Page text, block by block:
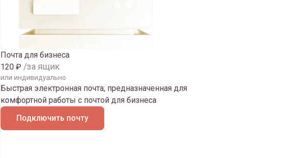
Почта для бизнеса
120 ₽ /за ящик
или индивидуально
Быстрая электронная почта, предназначенная для
комфортной работы с почтой для бизнеса
Подключить почту